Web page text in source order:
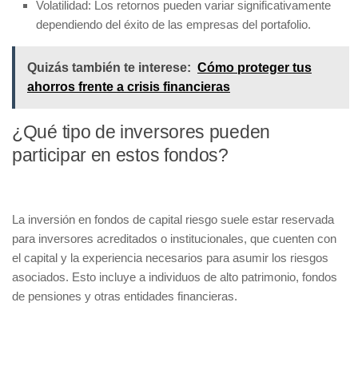
Volatilidad: Los retornos pueden variar significativamente
dependiendo del éxito de las empresas del portafolio.
Quizás también te interese: Cómo proteger tus
ahorros frente a crisis financieras
¿Qué tipo de inversores pueden
participar en estos fondos?
La inversión en fondos de capital riesgo suele estar reservada
para inversores acreditados o institucionales, que cuenten con
el capital y la experiencia necesarios para asumir los riesgos
asociados. Esto incluye a individuos de alto patrimonio, fondos
de pensiones y otras entidades financieras.